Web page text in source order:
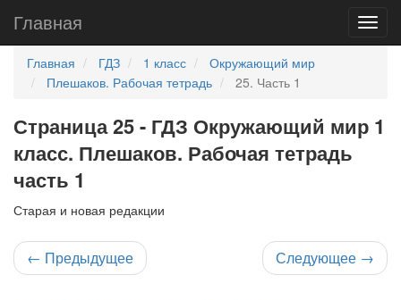
Главная
Главная ГДЗ 1 класс
Окружающий мир
Плешаков. Рабочая тетрадь
25. Часть 1
Страница 25 - ГДЗ Окружающий мир 1
класс. Плешаков. Рабочая тетрадь
часть 1
Старая и новая редакции
← Предыдущее Следующее →